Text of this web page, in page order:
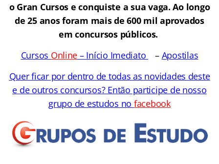
o Gran Cursos e conquiste a sua vaga. Ao longo
de 25 anos foram mais de 600 mil aprovados
em concursos públicos.
Cursos Online – Início Imediato – Apostilas
Quer ficar por dentro de todas as novidades deste
e de outros concursos? Então participe de nosso
grupo de estudos no facebook